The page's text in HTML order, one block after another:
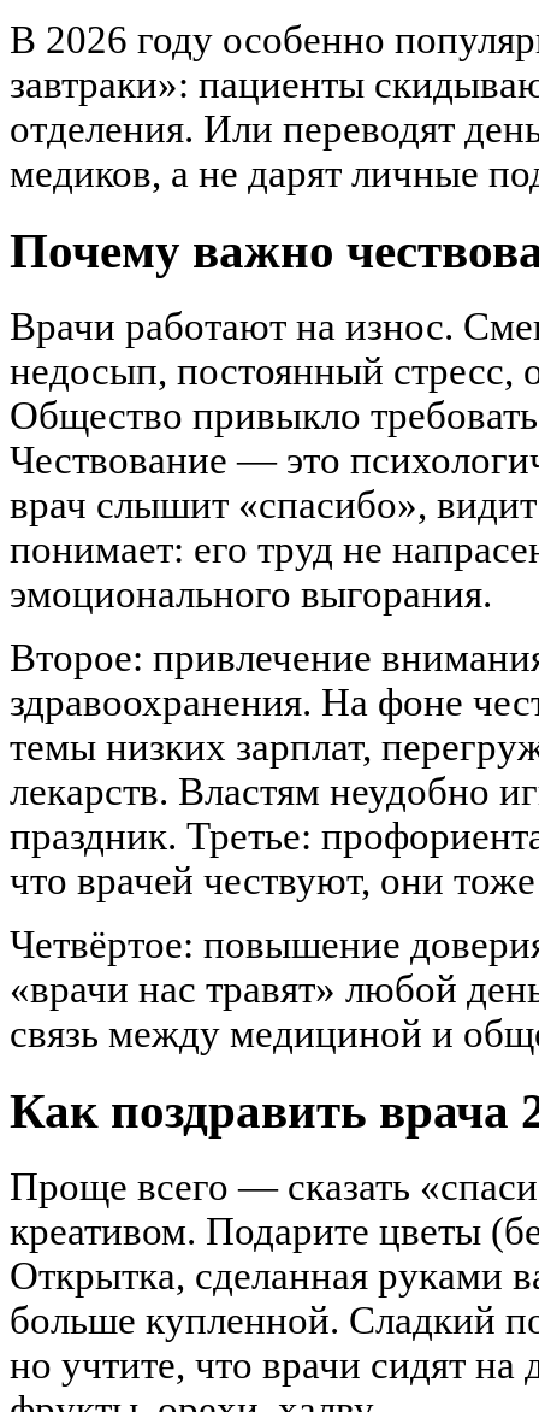
В 2026 году особенно
завтраки»: пациенты
отделения. Или переводят
медиков, а не дарят личные
Почему важно
Врачи работают на износ.
недосып, постоянный стресс,
Общество привыкло
Чествование — это
врач слышит «спасибо»,
понимает: его труд не
эмоционального выгорания.
Второе: привлечение
здравоохранения. На фоне
темы низких зарплат,
лекарств. Властям неудобно
праздник. Третье:
что врачей чествуют, они
Четвёртое: повышение
«врачи нас травят» любой
связь между медициной и
Как поздравить врача
Проще всего — сказать
креативом. Подарите цветы
Открытка, сделанная руками
больше купленной. Сладкий
но учтите, что врачи сидят